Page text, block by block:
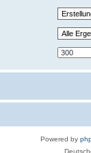
Powered by